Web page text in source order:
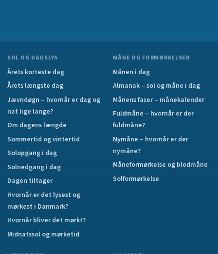
SOL OG DAGSLYS
Årets korteste dag
Årets længste dag
Jævndøgn – hvornår er dag og
nat lige lange?
Om dagens længde
Sommertid og vintertid
Solopgang i dag
Solnedgang i dag
Dagen tiltager
Hvornår er det lysest og
mørkest i Danmark?
Hvornår bliver det mørkt?
Midnatssol og mørketid
MÅNE OG FORMØRKELSER
Månen i dag
Almanak – sol og måne i dag
Månens faser – månekalender
Fuldmåne – hvornår er der
fuldmåne?
Nymåne – hvornår er der
nymåne?
Måneformørkelse og blodmåne
Solformørkelse